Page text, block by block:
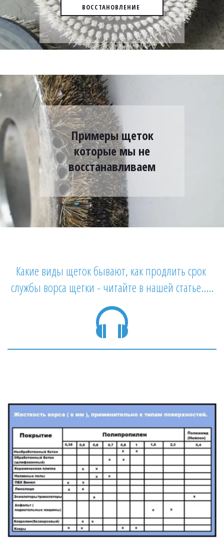
ВОССТАНОВЛЕНИЕ
Примеры щеток
которые мы не
восстанавливаем
Какие виды щеток бывают, как продлить срок
службы ворса щетки - читайте в нашей статье.....